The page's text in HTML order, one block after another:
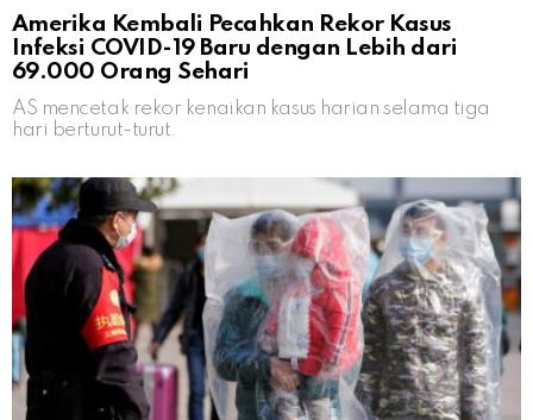
Amerika Kembali Pecahkan Rekor Kasus
Infeksi COVID-19 Baru dengan Lebih dari
69.000 Orang Sehari
AS mencetak rekor kenaikan kasus harian selama tiga
hari berturut-turut.